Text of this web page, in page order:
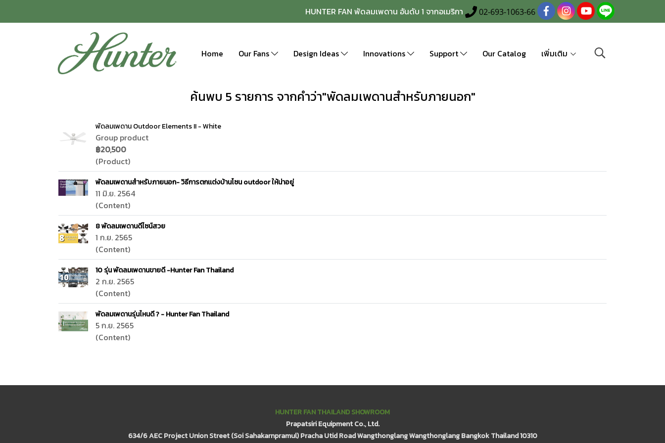
HUNTER FAN พัดลมเพดาน อันดับ 1 จากอเมริกา 02-693-1063-66
Home Our Fans Design Ideas Innovations Support Our Catalog เพิ่มเติม
ค้นพบ 5 รายการ จากคำว่า"พัดลมเพดานสำหรับภายนอก"
พัดลมเพดาน Outdoor Elements II - White
Group product
฿20,500
(Product)
พัดลมเพดานสำหรับภายนอก- วิธีการตกเเต่งบ้านโซน outdoor ให้น่าอยู่
11 มิ.ย. 2564
(Content)
8 พัดลมเพดานดีไซน์สวย
1 ก.ย. 2565
(Content)
10 รุ่น พัดลมเพดานขายดี -Hunter Fan Thailand
2 ก.ย. 2565
(Content)
พัดลมเพดานรุ่นไหนดี ? - Hunter Fan Thailand
5 ก.ย. 2565
(Content)
HUNTER FAN THAILAND SHOWROOM
Prapatsiri Equipment Co., Ltd.
634/6 AEC Project Union Street (Soi Sahakarnpramul) Pracha Utid Road Wangthonglang Wangthonglang Bangkok Thailand 10310